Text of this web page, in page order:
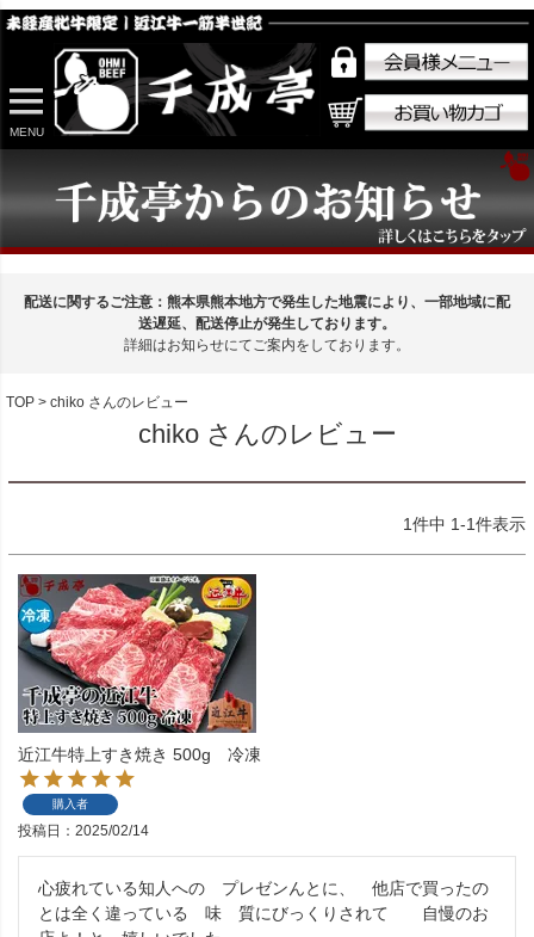
MENU
配送に関するご注意：熊本県熊本地方で発生した地震により、一部地域に配
送遅延、配送停止が発生しております。
詳細はお知らせにてご案内をしております。
TOP chiko さんのレビュー
chiko さんのレビュー
1件中 1-1件表示
近江牛特上すき焼き 500g 冷凍
購入者
投稿日 2025/02/14
心疲れている知人への　プレゼンんとに、　他店で買ったの
とは全く違っている　味　質にびっくりされて　　自慢のお